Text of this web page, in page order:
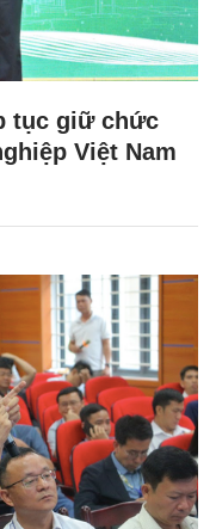
tục giữ chức
Việt Nam